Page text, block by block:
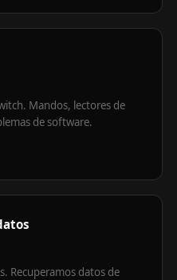
Mandos, lectores de
de software.
Recuperamos datos de